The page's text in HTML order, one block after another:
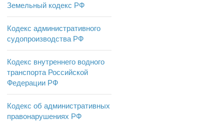
Земельный кодекс РФ
Кодекс административного
судопроизводства РФ
Кодекс внутреннего водного
транспорта Российской
Федерации РФ
Кодекс об административных
правонарушениях РФ